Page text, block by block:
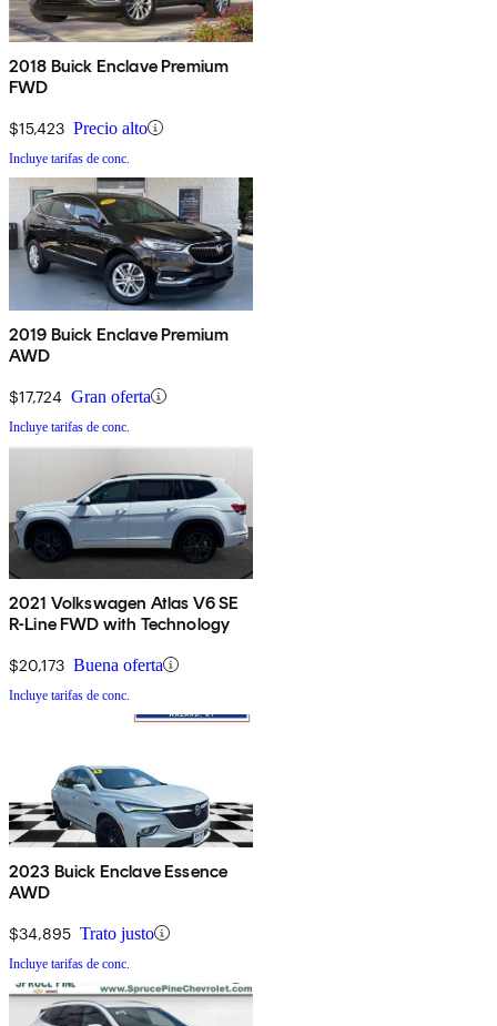
2018 Buick Enclave Premium
FWD
$15,423 Precio alto
Incluye tarifas de conc.
2019 Buick Enclave Premium
AWD
$17,724 Gran oferta
Incluye tarifas de conc.
2021 Volkswagen Atlas V6 SE
R-Line FWD with Technology
$20,173 Buena oferta
Incluye tarifas de conc.
2023 Buick Enclave Essence
AWD
$34,895 Trato justo
Incluye tarifas de conc.